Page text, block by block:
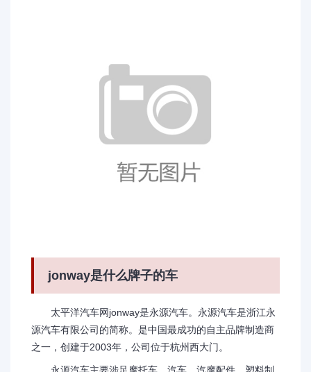
jonway是什么牌子的车
太平洋汽车网jonway是永源汽车。永源汽车是浙江永
源汽车有限公司的简称。是中国最成功的自主品牌制造商
之一，创建于2003年，公司位于杭州西大门。